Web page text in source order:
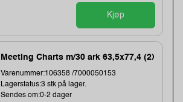
Kjøp
Meeting Charts m/30 ark 63,5x77,4 (2)
Varenummer:106358 /7000050153
Lagerstatus:3 stk på lager.
Sendes om:0-2 dager